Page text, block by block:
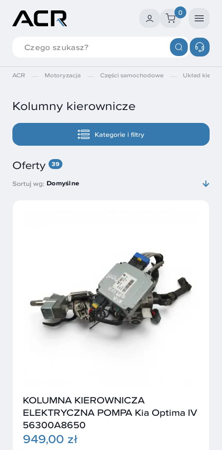
0
ACR Motoryzacja Części samochodowe Układ
Kolumny kierownicze
Kategorie i filtry
Oferty 39
Sortuj wg: Domyślne
KOLUMNA KIEROWNICZA
ELEKTRYCZNA POMPA Kia Optima IV
56300A8650
949,00 zł